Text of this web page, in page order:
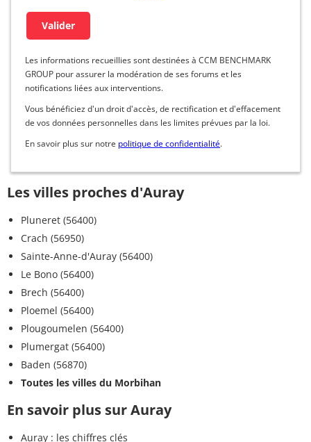
Les informations recueillies sont destinées à CCM BENCHMARK
GROUP pour assurer la modération de ses forums et les
notifications liées aux interventions.
Vous bénéficiez d'un droit d'accès, de rectification et d'effacement
de vos données personnelles dans les limites prévues par la loi.
En savoir plus sur notre politique de confidentialité.
Les villes proches d'Auray
Pluneret (56400)
Crach (56950)
Sainte-Anne-d'Auray (56400)
Le Bono (56400)
Brech (56400)
Ploemel (56400)
Plougoumelen (56400)
Plumergat (56400)
Baden (56870)
Toutes les villes du Morbihan
En savoir plus sur Auray
Auray : les chiffres clés